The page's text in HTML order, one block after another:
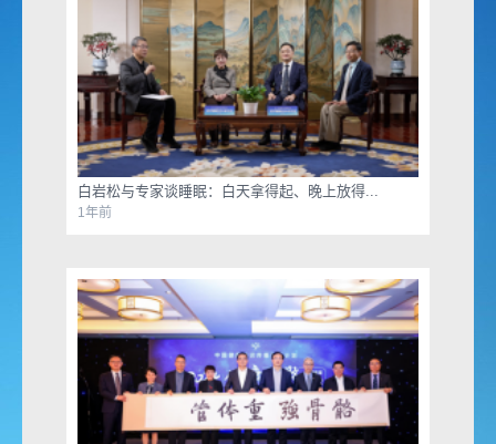
新闻资讯
专题活动
宣传资料
健康微视
白岩松与专家谈睡眠：白天拿得起、晚上放得...
1年前